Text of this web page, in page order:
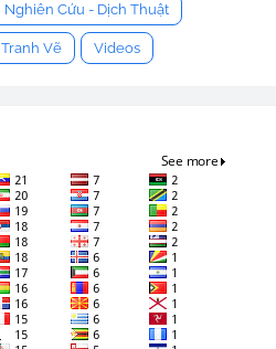
Nghiên Cứu - Dịch Thuật
Tranh Vẽ Videos